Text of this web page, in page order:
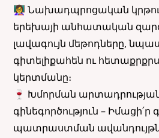
👩‍🏫 Նախադպրոցական
երեխայի անհատական
լավագույն մեթոդները,
գիտելիքահեն ու
կերտմանը։
🍷 Խմորման
գինեգործություն – Իմացի՛ր
պատրաստման